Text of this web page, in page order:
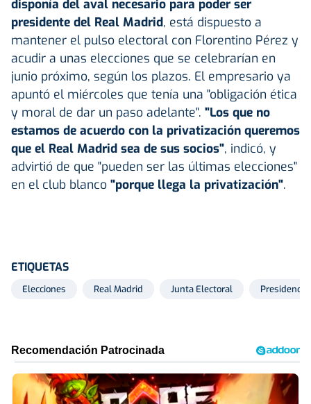
disponía del aval necesario para poder ser
presidente del Real Madrid, está dispuesto a
mantener el pulso electoral con Florentino Pérez y
acudir a unas elecciones que se celebrarían en
junio próximo, según los plazos. El empresario ya
apuntó el miércoles que tenía una "obligación ética
y moral de dar un paso adelante". "Los que no
estamos de acuerdo con la privatización queremos
que el Real Madrid sea de sus socios", indicó, y
advirtió de que "pueden ser las últimas elecciones"
en el club blanco "porque llega la privatización".
ETIQUETAS
Elecciones Real Madrid Junta Electoral Presidencia